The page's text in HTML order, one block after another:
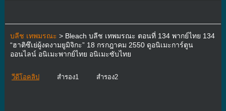
บลีช เทพมรณะ > Bleach บลีช เทพมรณะ ตอนที่ 134 พากย์ไทย 134
“ฮาติซึเย่ผู้งดงามยูมิจิกะ” 18 กรกฎาคม 2550 ดูอนิเมะการ์ตูน
ออนไลน์ อนิเมะพากย์ไทย อนิเมะซับไทย
วีดีโอคลิป สำรอง1 สำรอง2